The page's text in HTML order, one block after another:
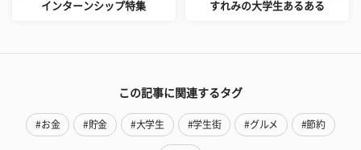
インターンシップ特集 すれみの大学生あるある
この記事に関連するタグ
#お金 #貯金 #大学生 #学生街 #グルメ #節約